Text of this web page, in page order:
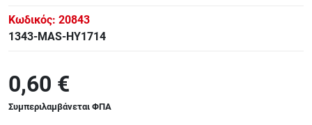
Κωδικός: 20843
1343-MAS-HY1714
0,60 €
Συμπεριλαμβάνεται ΦΠΑ